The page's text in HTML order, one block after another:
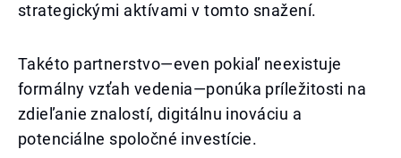
strategickými aktívami v tomto snažení.
Takéto partnerstvo—even pokiaľ neexistuje
formálny vzťah vedenia—ponúka príležitosti na
zdieľanie znalostí, digitálnu inováciu a
potenciálne spoločné investície.